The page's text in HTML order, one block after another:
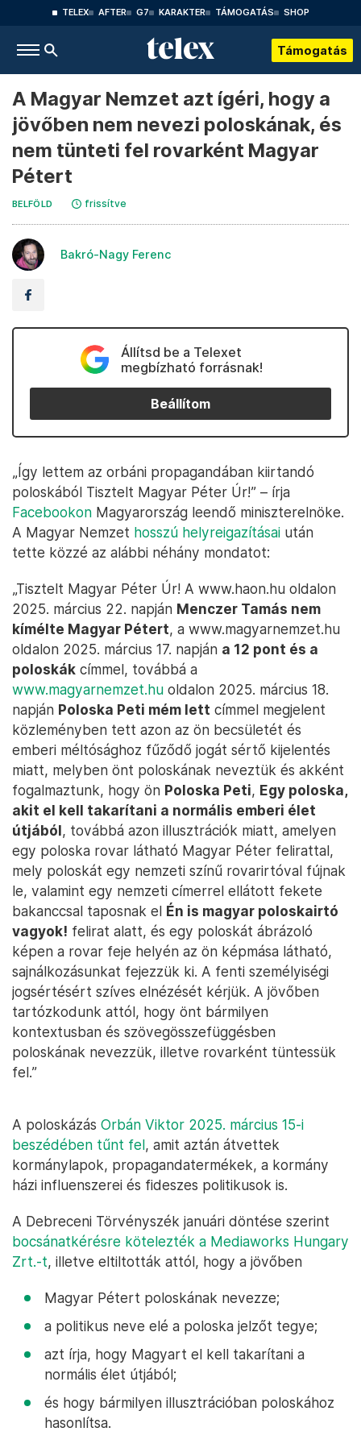
TELEX AFTER G7 KARAKTER TÁMOGATÁS SHOP
Támogatás
A Magyar Nemzet azt ígéri, hogy a
jövőben nem nevezi poloskának, és
nem tünteti fel rovarként Magyar
Pétert
BELFÖLD frissítve
Bakró-Nagy Ferenc
Állítsd be a Telexet
megbízható forrásnak!
Beállítom
„Így lettem az orbáni propagandában kiirtandó
poloskából Tisztelt Magyar Péter Úr!” – írja
Facebookon Magyarország leendő miniszterelnöke.
A Magyar Nemzet hosszú helyreigazításai után
tette közzé az alábbi néhány mondatot:
„Tisztelt Magyar Péter Úr! A www.haon.hu oldalon
2025. március 22. napján Menczer Tamás nem
kímélte Magyar Pétert, a www.magyarnemzet.hu
oldalon 2025. március 17. napján a 12 pont és a
poloskák címmel, továbbá a
www.magyarnemzet.hu oldalon 2025. március 18.
napján Poloska Peti mém lett címmel megjelent
közleményben tett azon az ön becsületét és
emberi méltósághoz fűződő jogát sértő kijelentés
miatt, melyben önt poloskának neveztük és akként
fogalmaztunk, hogy ön Poloska Peti, Egy poloska,
akit el kell takarítani a normális emberi élet
útjából, továbbá azon illusztrációk miatt, amelyen
egy poloska rovar látható Magyar Péter felirattal,
mely poloskát egy nemzeti színű rovarirtóval fújnak
le, valamint egy nemzeti címerrel ellátott fekete
bakanccsal taposnak el Én is magyar poloskairtó
vagyok! felirat alatt, és egy poloskát ábrázoló
képen a rovar feje helyén az ön képmása látható,
sajnálkozásunkat fejezzük ki. A fenti személyiségi
jogsértésért szíves elnézését kérjük. A jövőben
tartózkodunk attól, hogy önt bármilyen
kontextusban és szövegösszefüggésben
poloskának nevezzük, illetve rovarként tüntessük
fel.”
A poloskázás Orbán Viktor 2025. március 15-i
beszédében tűnt fel, amit aztán átvettek
kormánylapok, propagandatermékek, a kormány
házi influenszerei és fideszes politikusok is.
A Debreceni Törvényszék januári döntése szerint
bocsánatkérésre kötelezték a Mediaworks Hungary
Zrt.-t, illetve eltiltották attól, hogy a jövőben
Magyar Pétert poloskának nevezze;
a politikus neve elé a poloska jelzőt tegye;
azt írja, hogy Magyart el kell takarítani a
normális élet útjából;
és hogy bármilyen illusztrációban poloskához
hasonlítsa.